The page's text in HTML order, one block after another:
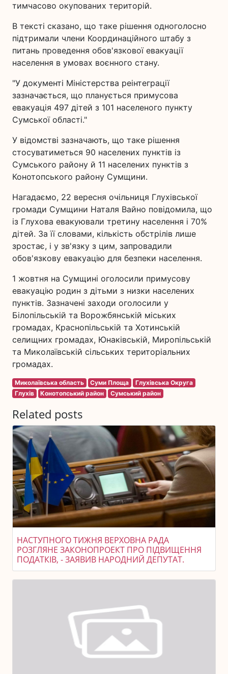
тимчасово окупованих територій.
В тексті сказано, що таке рішення одноголосно
підтримали члени Координаційного штабу з
питань проведення обов'язкової евакуації
населення в умовах воєнного стану.
"У документі Міністерства реінтеграції
зазначається, що планується примусова
евакуація 497 дітей з 101 населеного пункту
Сумської області."
У відомстві зазначають, що таке рішення
стосуватиметься 90 населених пунктів із
Сумського району й 11 населених пунктів з
Конотопського району Сумщини.
Нагадаємо, 22 вересня очільниця Глухівської
громади Сумщини Наталя Вайно повідомила, що
із Глухова евакуювали третину населення і 70%
дітей. За її словами, кількість обстрілів лише
зростає, і у зв'язку з цим, запровадили
обов'язкову евакуацію для безпеки населення.
1 жовтня на Сумщині оголосили примусову
евакуацію родин з дітьми з низки населених
пунктів. Зазначені заходи оголосили у
Білопільській та Ворожбянській міських
громадах, Краснопільській та Хотинській
селищних громадах, Юнаківській, Миропільській
та Миколаївській сільських територіальних
громадах.
Миколаївська область Суми Площа
Глухівська Округа
Глухів
Конотопський район Сумський район
Related posts
НАСТУПНОГО ТИЖНЯ ВЕРХОВНА РАДА
РОЗГЛЯНЕ ЗАКОНОПРОЕКТ ПРО ПІДВИЩЕННЯ
ПОДАТКІВ, - ЗАЯВИВ НАРОДНИЙ ДЕПУТАТ.